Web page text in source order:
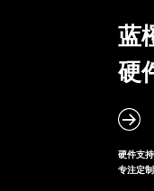
蓝
硬
硬件支
专注定